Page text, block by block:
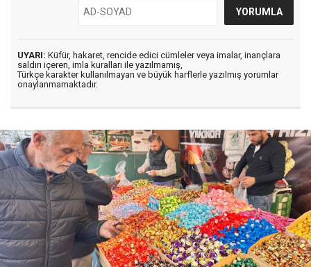
UYARI: Küfür, hakaret, rencide edici cümleler veya imalar, inançlara
saldırı içeren, imla kuralları ile yazılmamış,
Türkçe karakter kullanılmayan ve büyük harflerle yazılmış yorumlar
onaylanmamaktadır.